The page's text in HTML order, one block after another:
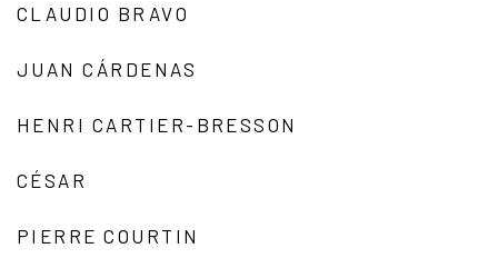
CLAUDIO BRAVO
JUAN CÁRDENAS
HENRI CARTIER-BRESSON
CÉSAR
PIERRE COURTIN